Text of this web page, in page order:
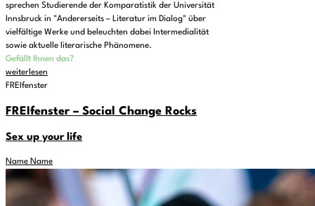
sprechen Studierende der Komparatistik der Universität
Innsbruck in "Andererseits – Literatur im Dialog" über
vielfältige Werke und beleuchten dabei Intermedialität
sowie aktuelle literarische Phänomene.
Gefällt Ihnen das?
weiterlesen
FREIfenster
FREIfenster – Social Change Rocks
Sex up your life
Name Name